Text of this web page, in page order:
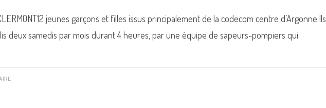
jeunes garçons et filles issus principalement de la codecom centre d’Argonne.Ils
deux samedis par mois durant 4 heures, par une équipe de sapeurs-pompiers qui